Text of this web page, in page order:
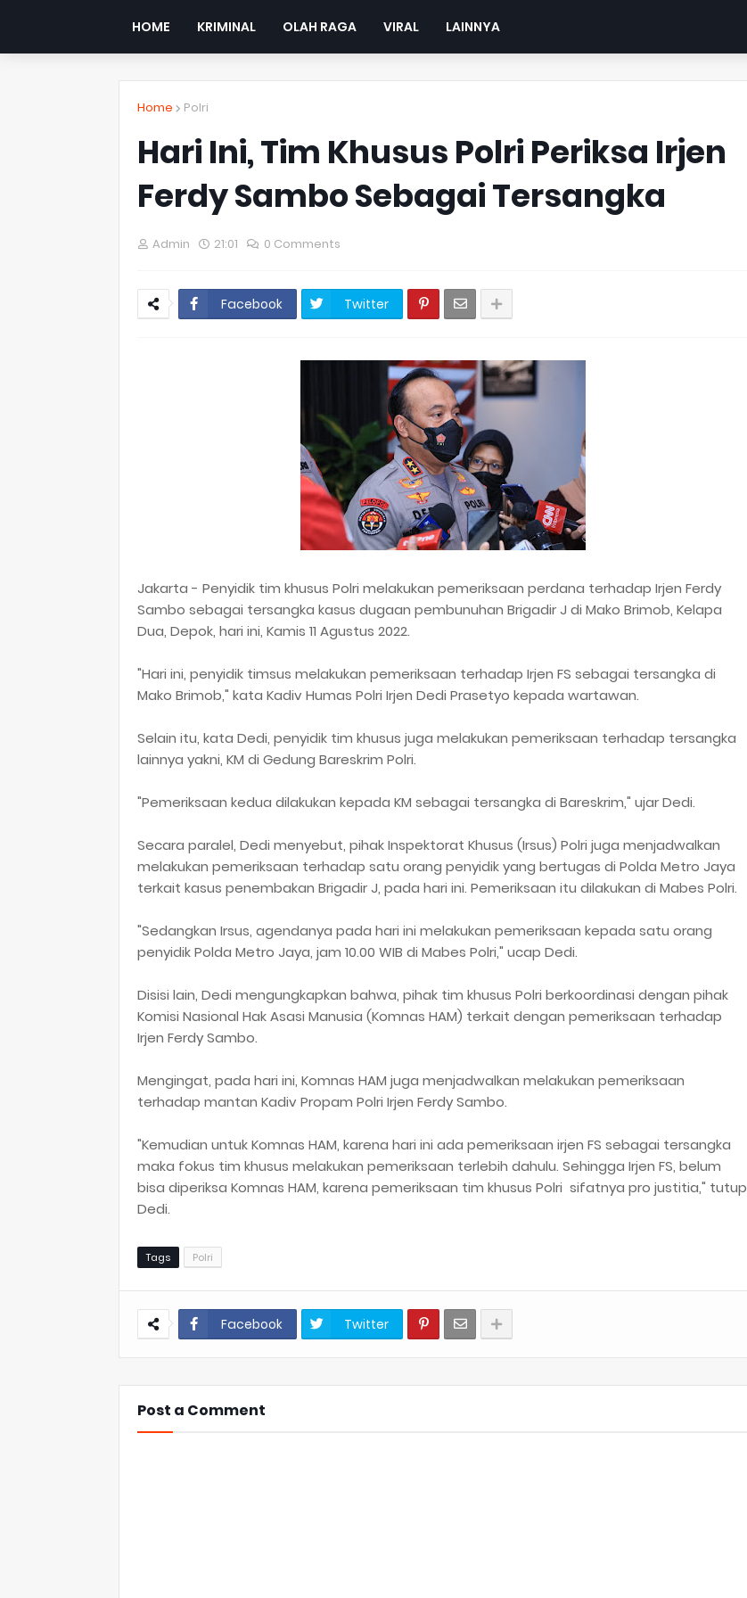
HOME KRIMINAL OLAH RAGA VIRAL LAINNYA
Home Polri
Hari Ini, Tim Khusus Polri Periksa Irjen
Ferdy Sambo Sebagai Tersangka
Admin 21:01 0 Comments
Facebook Twitter
Jakarta - Penyidik tim khusus Polri melakukan pemeriksaan perdana terhadap Irjen Ferdy
Sambo sebagai tersangka kasus dugaan pembunuhan Brigadir J di Mako Brimob, Kelapa
Dua, Depok, hari ini, Kamis 11 Agustus 2022.
"Hari ini, penyidik timsus melakukan pemeriksaan terhadap Irjen FS sebagai tersangka di
Mako Brimob," kata Kadiv Humas Polri Irjen Dedi Prasetyo kepada wartawan.
Selain itu, kata Dedi, penyidik tim khusus juga melakukan pemeriksaan terhadap tersangka
lainnya yakni, KM di Gedung Bareskrim Polri.
"Pemeriksaan kedua dilakukan kepada KM sebagai tersangka di Bareskrim," ujar Dedi.
Secara paralel, Dedi menyebut, pihak Inspektorat Khusus (Irsus) Polri juga menjadwalkan
melakukan pemeriksaan terhadap satu orang penyidik yang bertugas di Polda Metro Jaya
terkait kasus penembakan Brigadir J, pada hari ini. Pemeriksaan itu dilakukan di Mabes Polri.
"Sedangkan Irsus, agendanya pada hari ini melakukan pemeriksaan kepada satu orang
penyidik Polda Metro Jaya, jam 10.00 WIB di Mabes Polri," ucap Dedi.
Disisi lain, Dedi mengungkapkan bahwa, pihak tim khusus Polri berkoordinasi dengan pihak
Komisi Nasional Hak Asasi Manusia (Komnas HAM) terkait dengan pemeriksaan terhadap
Irjen Ferdy Sambo.
Mengingat, pada hari ini, Komnas HAM juga menjadwalkan melakukan pemeriksaan
terhadap mantan Kadiv Propam Polri Irjen Ferdy Sambo.
"Kemudian untuk Komnas HAM, karena hari ini ada pemeriksaan irjen FS sebagai tersangka
maka fokus tim khusus melakukan pemeriksaan terlebih dahulu. Sehingga Irjen FS, belum
bisa diperiksa Komnas HAM, karena pemeriksaan tim khusus Polri sifatnya pro justitia," tutup
Dedi.
Tags Polri
Facebook Twitter
Post a Comment